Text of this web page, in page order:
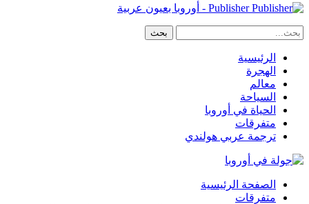
Publisher - أوروبا بعيون عربية
الرئيسية
الهجرة
معالم
السياحة
الحياة في أوروبا
متفرقات
ترجمة عربي هولندي
الصفحة الرئيسية
متفرقات